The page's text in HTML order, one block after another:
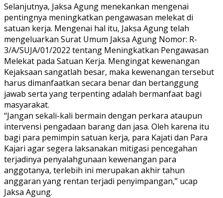
Selanjutnya, Jaksa Agung menekankan mengenai
pentingnya meningkatkan pengawasan melekat di
satuan kerja. Mengenai hal itu, Jaksa Agung telah
mengeluarkan Surat Umum Jaksa Agung Nomor: R-
3/A/SUJA/01/2022 tentang Meningkatkan Pengawasan
Melekat pada Satuan Kerja. Mengingat kewenangan
Kejaksaan sangatlah besar, maka kewenangan tersebut
harus dimanfaatkan secara benar dan bertanggung
jawab serta yang terpenting adalah bermanfaat bagi
masyarakat.
“Jangan sekali-kali bermain dengan perkara ataupun
intervensi pengadaan barang dan jasa. Oleh karena itu
bagi para pemimpin satuan kerja, para Kajati dan Para
Kajari agar segera laksanakan mitigasi pencegahan
terjadinya penyalahgunaan kewenangan para
anggotanya, terlebih ini merupakan akhir tahun
anggaran yang rentan terjadi penyimpangan,” ucap
Jaksa Agung.